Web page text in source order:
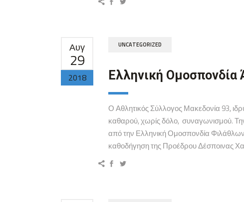
Αυγ
29
2018
UNCATEGORIZED
Ελληνική
Ο Αθλητικός Σύλλογος Μακεδονία 93,
καθαρού, χωρίς δόλο, συναγωνισμού.
από την Ελληνική Ομοσπονδία
καθοδήγηση της Προέδρου Δέσποινας